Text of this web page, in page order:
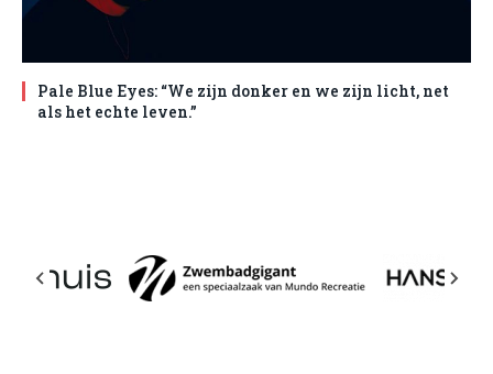
Pale Blue Eyes: “We zijn donker en we zijn licht, net
als het echte leven.”